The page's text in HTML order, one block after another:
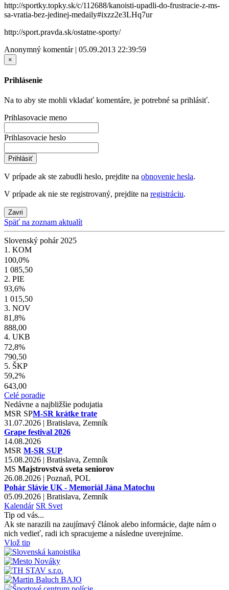
http://sportky.topky.sk/c/112688/kanoisti-upadli-do-frustracie-z-ms-
sa-vratia-bez-jedinej-medaily#ixzz2e3LHq7ur
http://sport.pravda.sk/ostatne-sporty/
Anonymný komentár | 05.09.2013 22:39:59
×
Prihlásenie
Na to aby ste mohli vkladať komentáre, je potrebné sa prihlásiť.
Prihlasovacie meno
Prihlasovacie heslo
Prihlásiť
V prípade ak ste zabudli heslo, prejdite na obnovenie hesla.
V prípade ak nie ste registrovaný, prejdite na registráciu.
Zavri
Späť na zoznam aktualít
Slovenský pohár 2025
1. KOM
100,0%
1 085,50
2. PIE
93,6%
1 015,50
3. NOV
81,8%
888,00
4. UKB
72,8%
790,50
5. ŠKP
59,2%
643,00
Celé poradie
Nedávne a najbližšie podujatia
MSR SPM-SR krátke trate
31.07.2026 | Bratislava, Zemník
Grape festival 2026
14.08.2026
MSR M-SR SUP
15.08.2026 | Bratislava, Zemník
MS Majstrovstvá sveta seniorov
26.08.2026 | Poznaň, POL
Pohár Slávie UK - Memoriál Jána Matochu
05.09.2026 | Bratislava, Zemník
Kalendár SR Svet
Tip od vás...
Ak ste narazili na zaujímavý článok alebo informácie, dajte nám o
nich vedieť, radi ich spracujeme a následne uverejníme.
Vlož tip